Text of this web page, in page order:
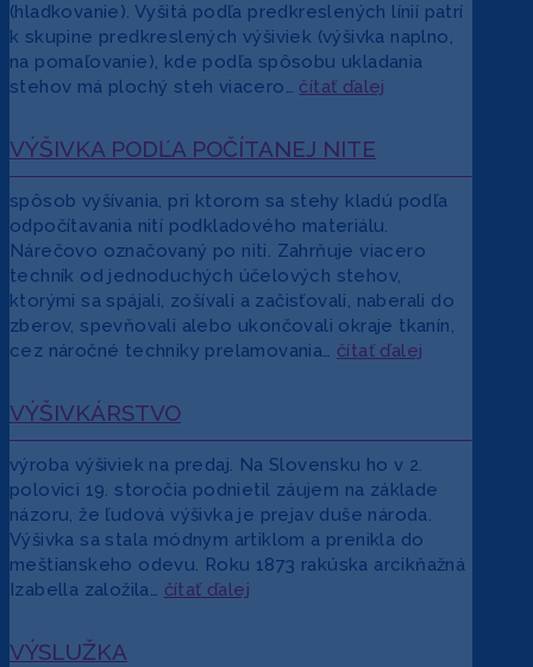
(hladkovanie). Vyšitá podľa predkreslených línií patrí
k skupine predkreslených výšiviek (výšivka naplno,
na pomaľovanie), kde podľa spôsobu ukladania
stehov má plochý steh viacero… čítať ďalej
VÝŠIVKA PODĽA POČÍTANEJ NITE
spôsob vyšívania, pri ktorom sa stehy kladú podľa
odpočítavania nití podkladového materiálu.
Nárečovo označovaný po niti. Zahrňuje viacero
techník od jednoduchých účelových stehov,
ktorými sa spájali, zošívali a začisťovali, naberali do
zberov, spevňovali alebo ukončovali okraje tkanín,
cez náročné techniky prelamovania… čítať ďalej
VÝŠIVKÁRSTVO
výroba výšiviek na predaj. Na Slovensku ho v 2.
polovici 19. storočia podnietil záujem na základe
názoru, že ľudová výšivka je prejav duše národa.
Výšivka sa stala módnym artiklom a prenikla do
meštianskeho odevu. Roku 1873 rakúska arcikňažná
Izabella založila… čítať ďalej
VÝSLUŽKA